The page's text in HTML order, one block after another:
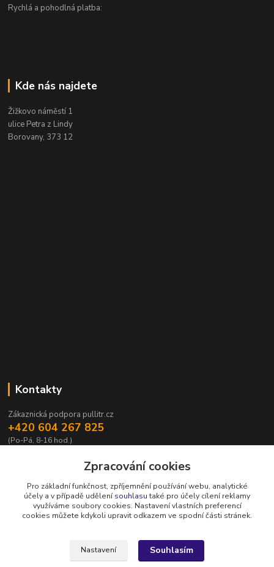
Rychlá a pohodlná platba:
Kde nás najdete
Žižkovo náměstí 1
ulice Petra z Lindy
Borovany, 373 12
Kontakty
Zákaznická podpora pullitr.cz
+420 604 267 825
(Po-Pá, 8-16 hod.)
Upravit sběr cookies.
Zpracování cookies
Pro základní funkčnost, zpříjemnění používání webu, analytické
účely a v případě udělenísouhlasutaké pro účely cílení reklamy
využíváme soubory cookies. Nastavení vlastních preferencí
cookies můžete kdykoli upravit odkazem ve spodní části stránek.
Nastavení Souhlasím